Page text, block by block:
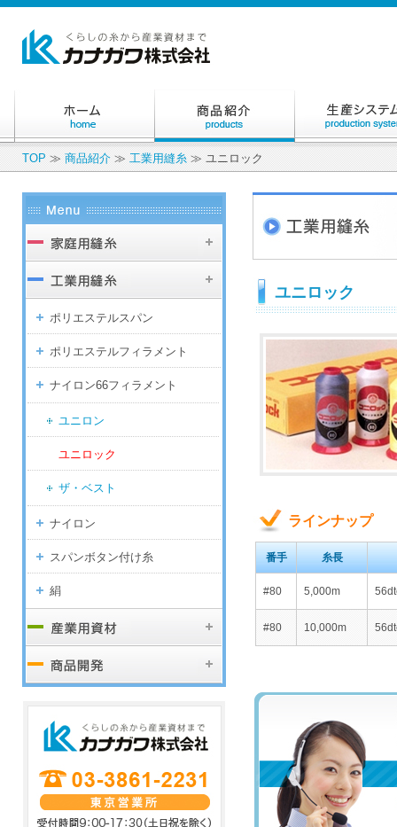
TOP≫商品紹介≫工業用縫糸≫ ユニロック
ユニロック
ラインナップ
番手 糸長
#80 5,000m
#80 10,000m
ポリエステルスパン
ポリエステルフィラメント
ナイロン66フィラメント
ユニロン
ユニロック
ザ・ベスト
ナイロン
スパンボタン付け糸
絹